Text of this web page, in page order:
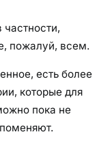
пожалуй, всем.
есть более
которые для
пока не